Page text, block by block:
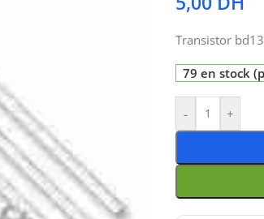
Transistor
79 en stock
- +